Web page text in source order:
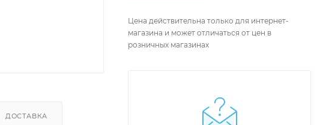
ДОСТАВКА
Цена действительна только для интернет-
магазина и может отличаться от цен в
розничных магазинах